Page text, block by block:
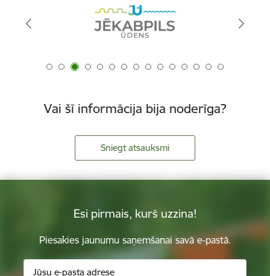
Vai šī informācija bija noderīga?
Sniegt atsauksmi
Esi pirmais, kurš uzzina!
Piesakies jaunumu saņemšanai savā e-pastā.